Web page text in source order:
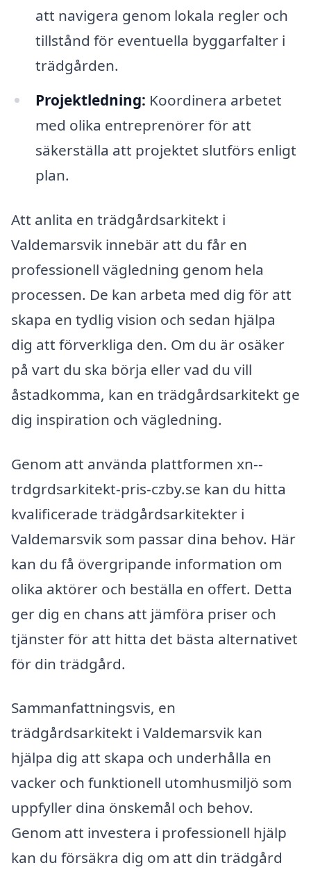
att navigera genom lokala regler och
tillstånd för eventuella byggarfalter i
trädgården.
Projektledning: Koordinera arbetet
med olika entreprenörer för att
säkerställa att projektet slutförs enligt
plan.
Att anlita en trädgårdsarkitekt i
Valdemarsvik innebär att du får en
professionell vägledning genom hela
processen. De kan arbeta med dig för att
skapa en tydlig vision och sedan hjälpa
dig att förverkliga den. Om du är osäker
på vart du ska börja eller vad du vill
åstadkomma, kan en trädgårdsarkitekt ge
dig inspiration och vägledning.
Genom att använda plattformen xn--
trdgrdsarkitekt-pris-czby.se kan du hitta
kvalificerade trädgårdsarkitekter i
Valdemarsvik som passar dina behov. Här
kan du få övergripande information om
olika aktörer och beställa en offert. Detta
ger dig en chans att jämföra priser och
tjänster för att hitta det bästa alternativet
för din trädgård.
Sammanfattningsvis, en
trädgårdsarkitekt i Valdemarsvik kan
hjälpa dig att skapa och underhålla en
vacker och funktionell utomhusmiljö som
uppfyller dina önskemål och behov.
Genom att investera i professionell hjälp
kan du försäkra dig om att din trädgård